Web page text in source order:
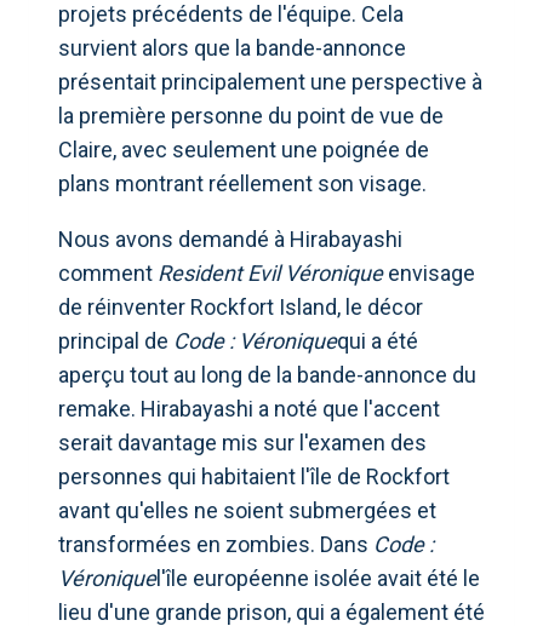
projets précédents de l'équipe. Cela
survient alors que la bande-annonce
présentait principalement une perspective à
la première personne du point de vue de
Claire, avec seulement une poignée de
plans montrant réellement son visage.
Nous avons demandé à Hirabayashi
comment Resident Evil Véroniqueenvisage
de réinventer Rockfort Island, le décor
principal de Code : Véroniquequi a été
aperçu tout au long de la bande-annonce du
remake. Hirabayashi a noté que l'accent
serait davantage mis sur l'examen des
personnes qui habitaient l'île de Rockfort
avant qu'elles ne soient submergées et
transformées en zombies. Dans Code :
Véroniquel'île européenne isolée avait été le
lieu d'une grande prison, qui a également été